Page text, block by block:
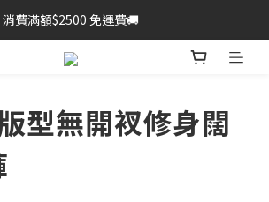
消費滿額$2500 免運費🚚
型無開衩修身闊